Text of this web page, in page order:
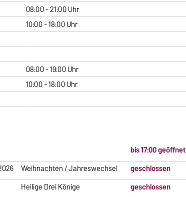
08:00 - 21:00 Uhr
10:00 - 18:00 Uhr
08:00 - 19:00 Uhr
10:00 - 18:00 Uhr
bis 17:00 geöffnet
Weihnachten / Jahreswechsel
geschlossen
Heilige Drei Könige
geschlossen